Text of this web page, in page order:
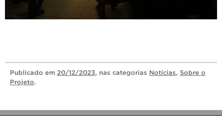
Publicado em 20/12/2023, nas categorias Notícias, Sobre o
Projeto.